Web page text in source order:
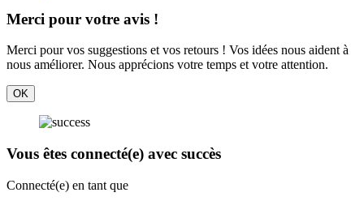
Merci pour votre avis !
Merci pour vos suggestions et vos retours ! Vos idées nous aident à
nous améliorer. Nous apprécions votre temps et votre attention.
OK
Vous êtes connecté(e) avec succès
Connecté(e) en tant que